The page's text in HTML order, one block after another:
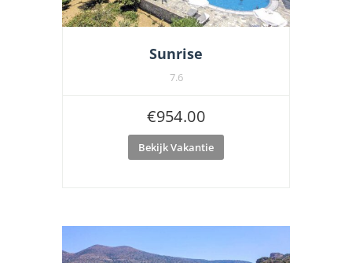
Sunrise
7.6
€954.00
Bekijk Vakantie